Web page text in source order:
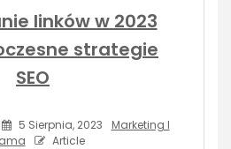
linków w 2023
strategie
SEO
5 Sierpnia, 2023
Marketing I
Article